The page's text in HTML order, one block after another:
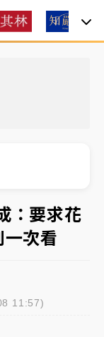
今晚、明天影
車輛最高罰
價格維持不變
：要求花
次看
11:57)